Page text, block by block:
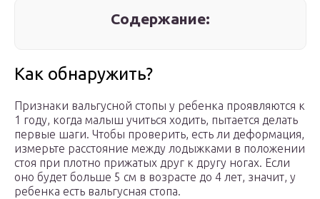
Содержание:
Как обнаружить?
Признаки вальгусной стопы у ребенка проявляются к
1 году, когда малыш учиться ходить, пытается делать
первые шаги. Чтобы проверить, есть ли деформация,
измерьте расстояние между лодыжками в положении
стоя при плотно прижатых друг к другу ногах. Если
оно будет больше 5 см в возрасте до 4 лет, значит, у
ребенка есть вальгусная стопа.